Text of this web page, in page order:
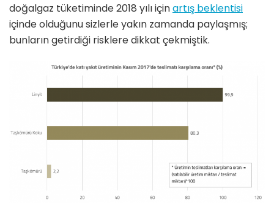
doğalgaz tüketiminde 2018 yılı içinartış beklentisi
içinde olduğunu sizlerle yakın zamanda paylaşmış;
bunların getirdiği risklere dikkat çekmiştik.